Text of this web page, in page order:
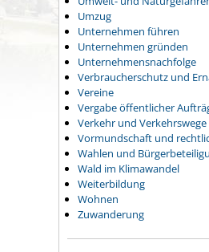
Umzug
Unternehmen führen
Unternehmen gründen
Unternehmensnachfolge
Verbraucherschutz und
Vereine
Vergabe öffentlicher
Verkehr und Verkehrswege
Vormundschaft und
Wahlen und
Wald im Klimawandel
Weiterbildung
Wohnen
Zuwanderung